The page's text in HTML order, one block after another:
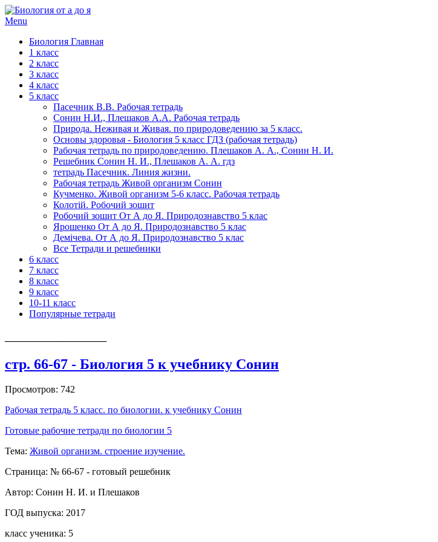
Menu
Биология Главная
1 класс
2 класс
3 класс
4 класс
5 класс
Пасечник В.В. Рабочая тетрадь
Сонин Н.И., Плешаков А.А. Рабочая тетрадь
Природа. Неживая и Живая. по природоведению за 5 класс.
Основы здоровья - Биология 5 класс ГДЗ (рабочая тетрадь)
Рабочая тетрадь по природоведению. Плешаков А. А., Сонин Н. И.
Решебник Сонин Н. И., Плешаков А. А. гдз
тетрадь Пасечник. Линия жизни.
Рабочая тетрадь Живой организм Сонин
Кучменко. Живой организм 5-6 класс. Рабочая тетрадь
Колотій. Робочий зошит
Робочий зошит От А до Я. Природознавство 5 клас
Ярошенко От А до Я. Природознавство 5 клас
Демічева. От А до Я. Природознавство 5 клас
Все Тетради и решебники
6 класс
7 класс
8 класс
9 класс
10-11 класс
Популярные тетради
стр. 66-67 - Биология 5 к учебнику Сонин
Просмотров: 742
Рабочая тетрадь 5 класс. по биологии. к учебнику Сонин
Готовые рабочие тетради по биологии 5
Тема: Живой организм. строение изучение.
Страница: № 66-67 - готовый решебник
Автор: Сонин Н. И. и Плешаков
ГОД выпуска: 2017
класс ученика: 5